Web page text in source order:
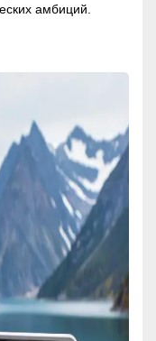
амбиций.